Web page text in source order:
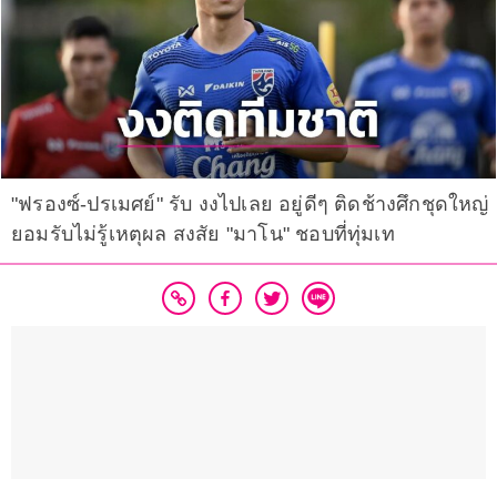
"ฟรองซ์-ปรเมศย์" รับ งงไปเลย อยู่ดีๆ ติดช้างศึกชุดใหญ่
ยอมรับไม่รู้เหตุผล สงสัย "มาโน" ชอบที่ทุ่มเท